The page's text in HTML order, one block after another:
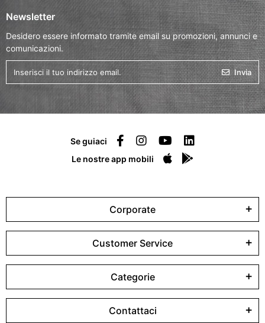
Newsletter
Desidero essere informato tramite email su promozioni, annunci e
comunicazioni.
Invia
Se guiaci
Le nostre app mobili
Corporate
Customer Service
Categorie
Contattaci